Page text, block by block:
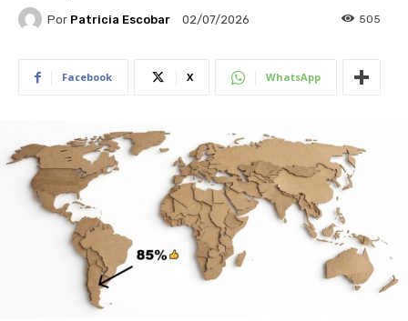
Por Patricia Escobar 02/07/2026 505
Facebook X WhatsApp